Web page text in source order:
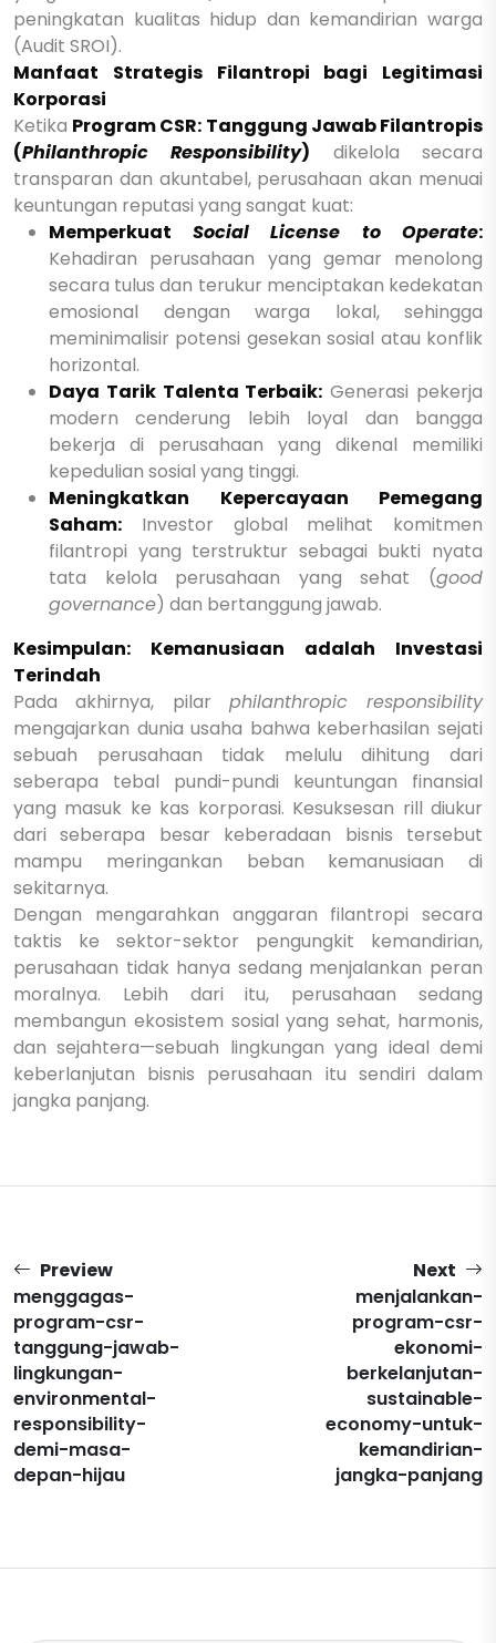
peningkatan kualitas hidup dan kemandirian warga
(Audit SROI).
Manfaat Strategis Filantropi bagi Legitimasi
Korporasi
Ketika Program CSR: Tanggung Jawab Filantropis
(Philanthropic Responsibility) dikelola secara
transparan dan akuntabel, perusahaan akan menuai
keuntungan reputasi yang sangat kuat:
Memperkuat Social License to Operate:
Kehadiran perusahaan yang gemar menolong
secara tulus dan terukur menciptakan kedekatan
emosional dengan warga lokal, sehingga
meminimalisir potensi gesekan sosial atau konflik
horizontal.
Daya Tarik Talenta Terbaik: Generasi pekerja
modern cenderung lebih loyal dan bangga
bekerja di perusahaan yang dikenal memiliki
kepedulian sosial yang tinggi.
Meningkatkan Kepercayaan Pemegang
Saham: Investor global melihat komitmen
filantropi yang terstruktur sebagai bukti nyata
tata kelola perusahaan yang sehat (good
governance) dan bertanggung jawab.
Kesimpulan: Kemanusiaan adalah Investasi
Terindah
Pada akhirnya, pilar philanthropic responsibility
mengajarkan dunia usaha bahwa keberhasilan sejati
sebuah perusahaan tidak melulu dihitung dari
seberapa tebal pundi-pundi keuntungan finansial
yang masuk ke kas korporasi. Kesuksesan rill diukur
dari seberapa besar keberadaan bisnis tersebut
mampu meringankan beban kemanusiaan di
sekitarnya.
Dengan mengarahkan anggaran filantropi secara
taktis ke sektor-sektor pengungkit kemandirian,
perusahaan tidak hanya sedang menjalankan peran
moralnya. Lebih dari itu, perusahaan sedang
membangun ekosistem sosial yang sehat, harmonis,
dan sejahtera—sebuah lingkungan yang ideal demi
keberlanjutan bisnis perusahaan itu sendiri dalam
jangka panjang.
Preview
menggagas-
program-csr-
tanggung-jawab-
lingkungan-
environmental-
responsibility-
demi-masa-
depan-hijau
Next
menjalankan-
program-csr-
ekonomi-
berkelanjutan-
sustainable-
economy-untuk-
kemandirian-
jangka-panjang